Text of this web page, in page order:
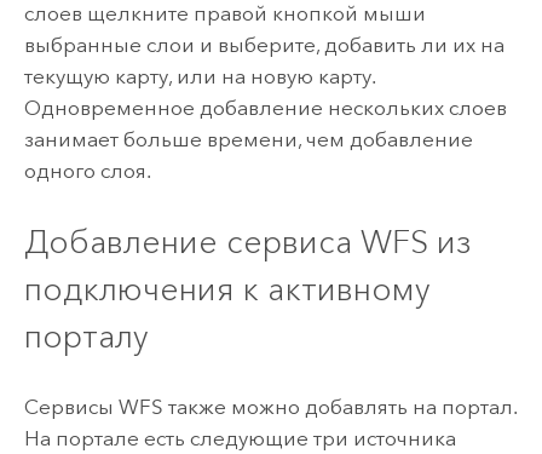
слоев щелкните правой кнопкой мыши
выбранные слои и выберите, добавить ли их на
текущую карту, или на новую карту.
Одновременное добавление нескольких слоев
занимает больше времени, чем добавление
одного слоя.
Добавление сервиса WFS из
подключения к активному
порталу
Сервисы WFS также можно добавлять на портал.
На портале есть следующие три источника